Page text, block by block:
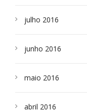
julho 2016
junho 2016
maio 2016
abril 2016